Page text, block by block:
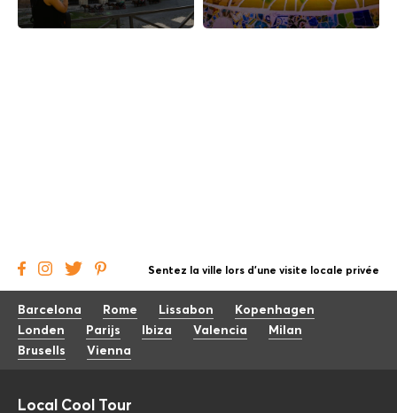
Sentez la ville lors d'une visite locale privée
Barcelona Rome Lissabon
Kopenhagen
Londen
Parijs Ibiza Valencia
Milan
Brusells
Vienna
Local Cool Tour